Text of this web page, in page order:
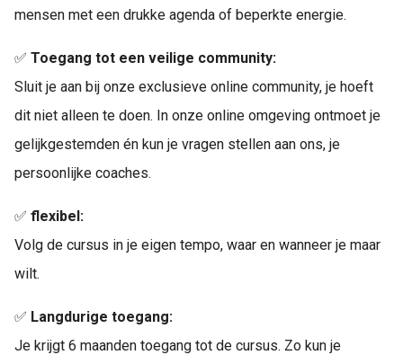
mensen met een drukke agenda of beperkte energie.
✅ Toegang tot een veilige community:
Sluit je aan bij onze exclusieve online community, je hoeft
dit niet alleen te doen. In onze online omgeving ontmoet je
gelijkgestemden én kun je vragen stellen aan ons, je
persoonlijke coaches.
✅ flexibel:
Volg de cursus in je eigen tempo, waar en wanneer je maar
wilt.
✅ Langdurige toegang:
Je krijgt 6 maanden toegang tot de cursus. Zo kun je